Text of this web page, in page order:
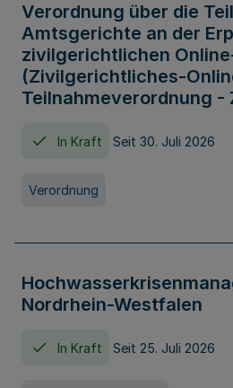
Verordnung über die
Amtsgerichte an der
zivilgerichtlichen
(Zivilgerichtliches-
Teilnahmeverordnung -
In Kraft Seit 30. Juli 2026
Verordnung
Nordrhein-Westfalen
In Kraft Seit 25. Juli 2026